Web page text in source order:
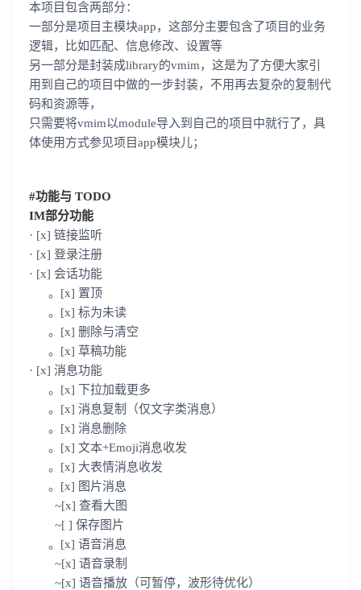
本项目包含两部分：
一部分是项目主模块app，这部分主要包含了项目的业务
逻辑，比如匹配、信息修改、设置等
另一部分是封装成library的vmim，这是为了方便大家引
用到自己的项目中做的一步封装，不用再去复杂的复制代
码和资源等，
只需要将vmim以module导入到自己的项目中就行了，具
体使用方式参见项目app模块儿；
#功能与 TODO
IM部分功能
· [x] 链接监听
· [x] 登录注册
· [x] 会话功能
。[x] 置顶
。[x] 标为未读
。[x] 删除与清空
。[x] 草稿功能
· [x] 消息功能
。[x] 下拉加载更多
。[x] 消息复制（仅文字类消息）
。[x] 消息删除
。[x] 文本+Emoji消息收发
。[x] 大表情消息收发
。[x] 图片消息
~[x] 查看大图
~[ ] 保存图片
。[x] 语音消息
~[x] 语音录制
~[x] 语音播放（可暂停，波形待优化）